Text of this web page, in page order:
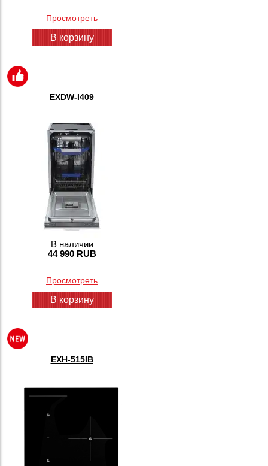
Просмотреть
В корзину
EXDW-I409
В наличии
44 990 RUB
Просмотреть
В корзину
EXH-515IB